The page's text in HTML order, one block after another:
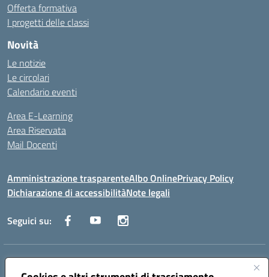
Offerta formativa
I progetti delle classi
Novità
Le notizie
Le circolari
Calendario eventi
Area E-Learning
Area Riservata
Mail Docenti
Amministrazione trasparenteAlbo OnlinePrivacy Policy
Dichiarazione di accessibilitàNote legali
Seguici su:
Indirizzo: